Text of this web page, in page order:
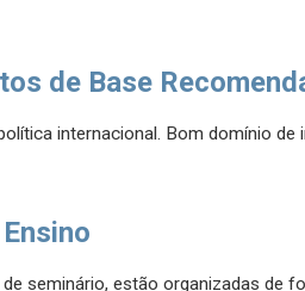
de Base
internacional. Bom domínio
seminário, estão organizadas de